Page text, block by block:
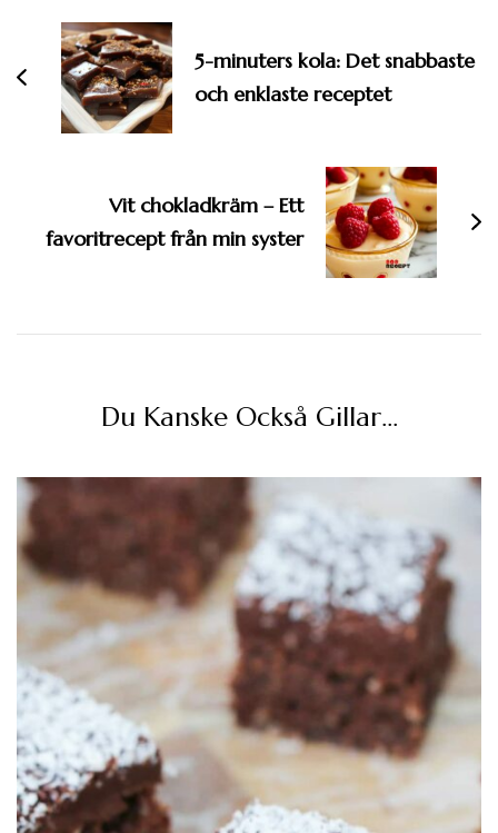
5-minuters kola: Det snabbaste
och enklaste receptet
Vit chokladkräm – Ett
favoritrecept från min syster
Du Kanske Också Gillar…